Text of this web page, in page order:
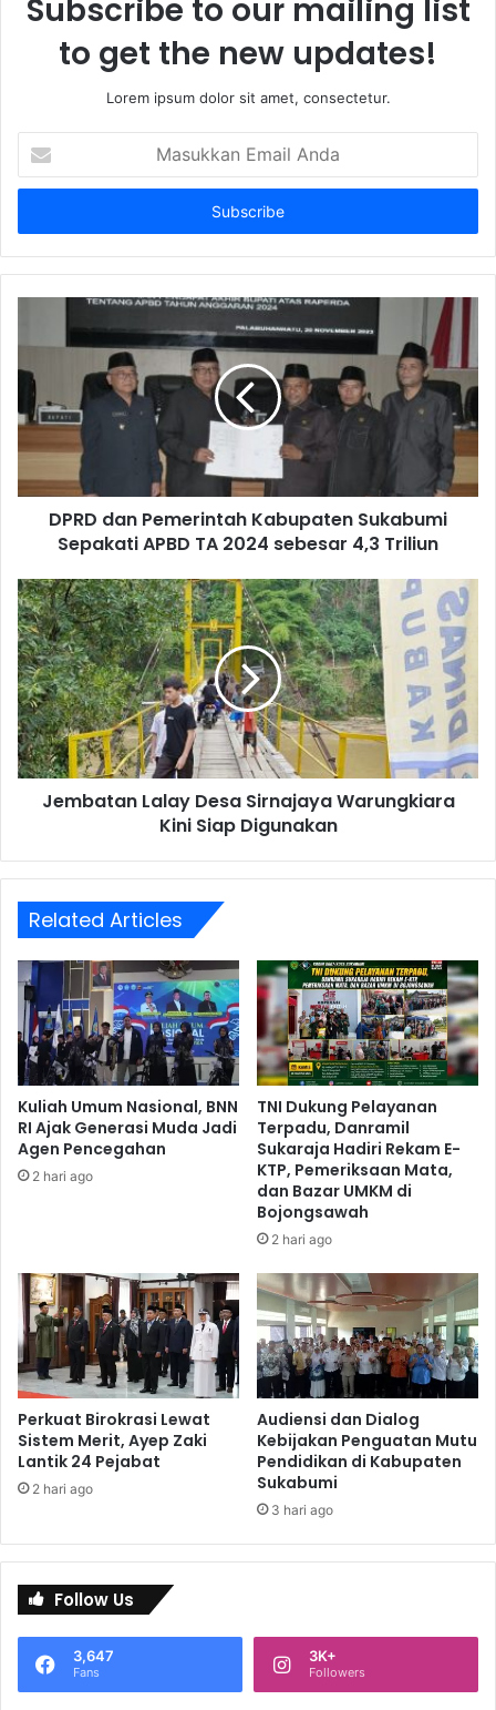
Subscribe to our mailing list
to get the new updates!
Lorem ipsum dolor sit amet, consectetur.
Email
Anda
DPRD dan Pemerintah Kabupaten Sukabumi
Sepakati APBD TA 2024 sebesar 4,3 Triliun
Jembatan Lalay Desa Sirnajaya Warungkiara
Kini Siap Digunakan
Related Articles
Kuliah Umum Nasional, BNN
RI Ajak Generasi Muda Jadi
Agen Pencegahan
2 hari ago
TNI Dukung Pelayanan
Terpadu, Danramil
Sukaraja Hadiri Rekam E-
KTP, Pemeriksaan Mata,
dan Bazar UMKM di
Bojongsawah
2 hari ago
Perkuat Birokrasi Lewat
Sistem Merit, Ayep Zaki
Lantik 24 Pejabat
2 hari ago
Audiensi dan Dialog
Kebijakan Penguatan Mutu
Pendidikan di Kabupaten
Sukabumi
3 hari ago
Follow Us
3,647
Fans
3K+
Followers